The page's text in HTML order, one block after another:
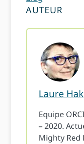
AUTEUR
Laure Hak
Equipe
– 2020.
Mighty Red